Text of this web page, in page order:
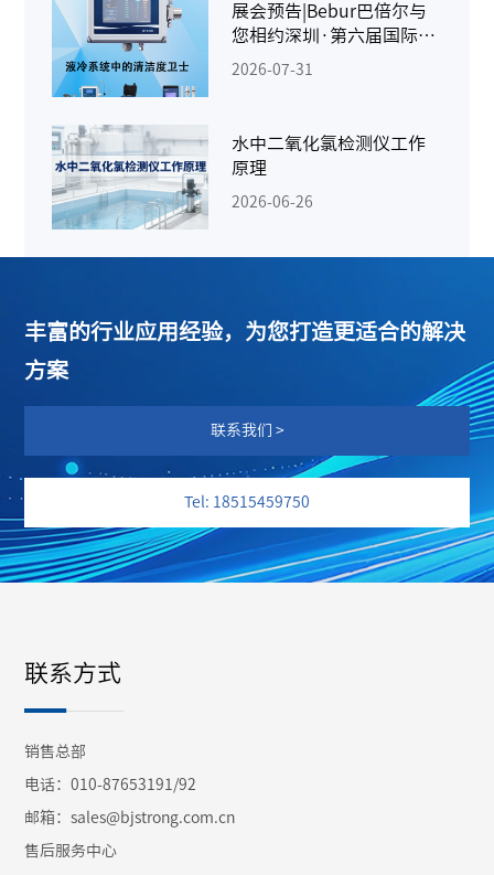
展会预告|Bebur巴倍尔与
您相约深圳·第六届国际
AIDC液冷供应链千人峰会
2026-07-31
水中二氧化氯检测仪工作
原理
2026-06-26
丰富的行业应用经验，为您打造更适合的解决
方案
联系我们 >
Tel: 18515459750
联系方式
销售总部
电话：010-87653191/92
邮箱：sales@bjstrong.com.cn
售后服务中心